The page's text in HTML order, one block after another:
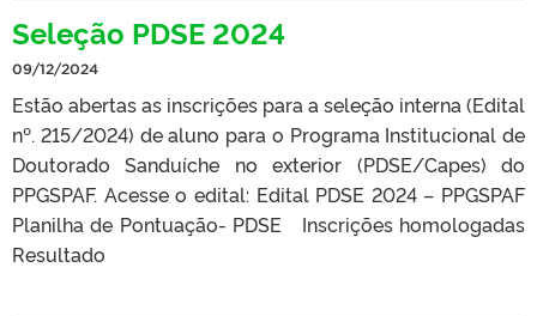
Seleção PDSE 2024
09/12/2024
Estão abertas as inscrições para a seleção interna (Edital
nº. 215/2024) de aluno para o Programa Institucional de
Doutorado Sanduíche no exterior (PDSE/Capes) do
PPGSPAF. Acesse o edital: Edital PDSE 2024 – PPGSPAF
Planilha de Pontuação- PDSE Inscrições homologadas
Resultado